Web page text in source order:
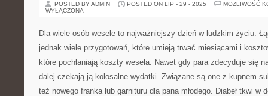
POSTED BY ADMIN POSTED ON LIP - 29 - 2025
MOŻLIWOŚĆ
WYŁĄCZONA
Dla wiele osób wesele to najważniejszy dzień w ludzkim życiu.
jednak wiele przygotowań, które umieją trwać miesiącami i
które pochłaniają koszty wesela. Nawet gdy para zdecyduje się
dalej czekają ją kolosalne wydatki. Związane są one z kupnem
też nowego franka lub garnituru dla pana młodego. Diabeł tkwi w